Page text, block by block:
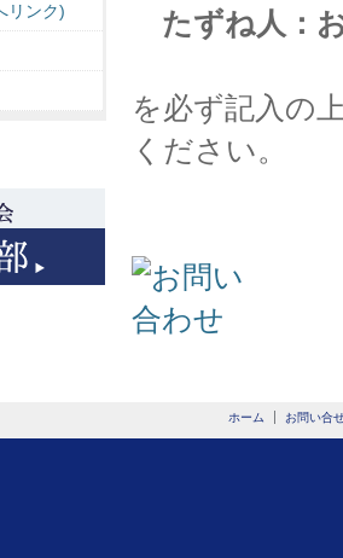
リンク)
たずね人：
を必ず記入の
ください。
ホーム お問い合